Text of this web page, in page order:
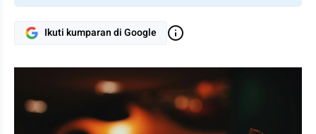
Ikuti kumparan di Google